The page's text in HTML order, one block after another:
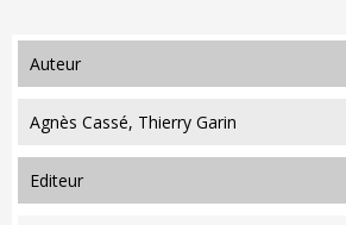
auteur
Agnès Cassé, Thierry Garin
editeur